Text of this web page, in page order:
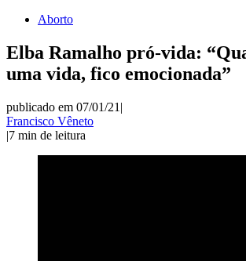
Aborto
Elba Ramalho pró-vida:
uma vida, fico emocionada”
publicado em 07/01/21 |
Francisco Vêneto
|7 min de leitura